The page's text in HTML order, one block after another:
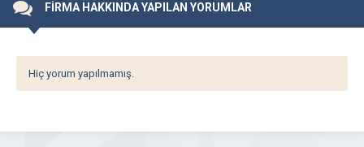
FİRMA HAKKINDA YAPILAN YORUMLAR
Hiç yorum yapılmamış.